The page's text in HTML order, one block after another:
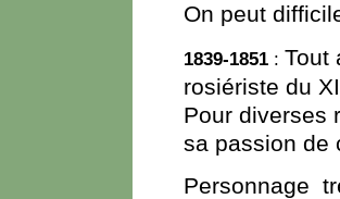
On peut
1839-1851: Tout
rosiériste du
Pour diverses
sa passion de
Personnage